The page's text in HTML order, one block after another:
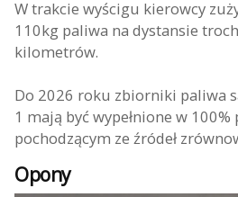
W trakcie wyścigu kierowcy
110kg paliwa na dystansie
kilometrów.
Do 2026 roku zbiorniki paliwa
1 mają być wypełnione w
pochodzącym ze źródeł
Opony